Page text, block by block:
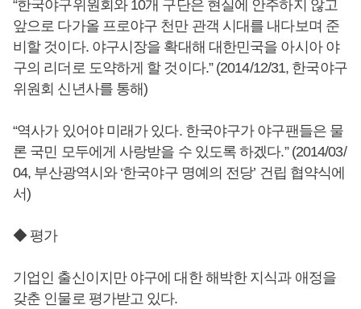
“한국야구위원회와 10개 구단은 현실에 안주하지 않고
앞으로 다가올 프로야구 천만 관객 시대를 내다보며 준
비할 것이다. 야구시장을 확대해 대한민국을 아시아 야
구의 리더로 도약하게 할 것이다.” (2014/12/31, 한국야구
위원회 신년사를 통해)
“역사가 있어야 미래가 있다. 한국야구가 야구팬들은 물
론 국민 모두에게 사랑받을 수 있도록 하겠다.” (2014/03/
04, 부산광역시와 ‘한국야구 명예의 전당’ 건립 협약식에
서)
◆ 평가
기업인 출신이지만 야구에 대한 해박한 지식과 애정을
갖춘 인물로 평가받고 있다.